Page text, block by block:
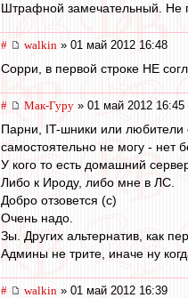
Штрафной замечательный. Не
# walkin » 01 май 2012 16:48
Сорри, в первой строке НЕ
# Мак-Гуру » 01 май 2012 16:45
Парни, IT-шники или
самостоятельно не могу - нет
У кого то есть домашний
Либо к Ироду, либо мне в ЛС.
Добро отзовется (с)
Очень надо.
Зы. Других альтернатив, как
Админы не трите, иначе ну
# walkin » 01 май 2012 16:39